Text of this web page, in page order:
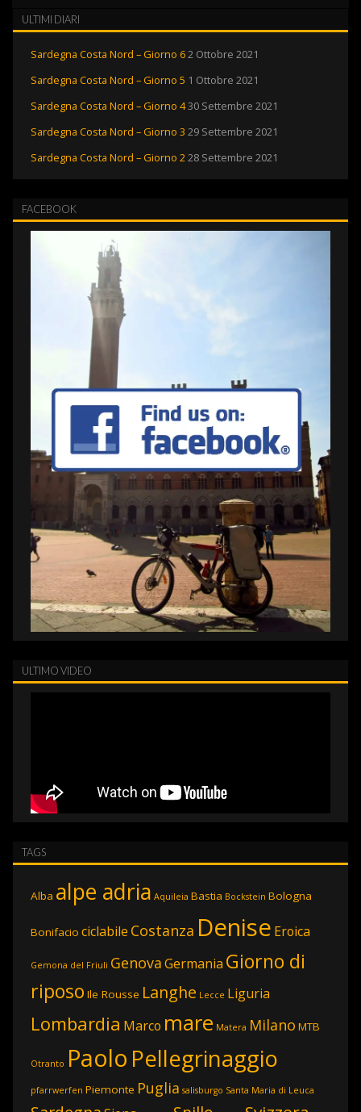
ULTIMI DIARI
Sardegna Costa Nord – Giorno 62 Ottobre 2021
Sardegna Costa Nord – Giorno 5 1 Ottobre 2021
Sardegna Costa Nord – Giorno 430 Settembre 2021
Sardegna Costa Nord – Giorno 3 29 Settembre 2021
Sardegna Costa Nord – Giorno 228 Settembre 2021
FACEBOOK
ULTIMO VIDEO
TAGS
Alba alpe adria Aquileia Bastia Bockstein Bologna
Bonifacio ciclabile Costanza Denise Eroica
Gemona del Friuli GenovaGermania Giorno di
riposo Ile Rousse Langhe Lecce Liguria
Lombardia Marco mare Matera Milano MTB
Otranto Paolo Pellegrinaggio
pfarrwerfen Piemonte Puglia salisburgo Santa Maria di Leuca